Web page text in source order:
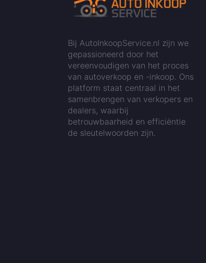
Bij AutoInkoopService.nl zijn we
gepassioneerd door het
vereenvoudigen van het proces
van autoverkoop en -inkoop. Ons
platform staat centraal in het
samenbrengen van verkopers en
dealers, waarbij
betrouwbaarheid en efficiëntie
de sleutelwoorden zijn.